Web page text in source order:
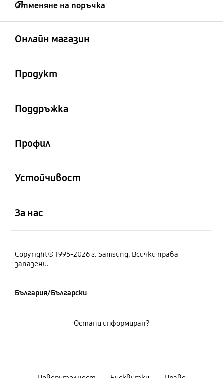
Отменяне на поръчка
Онлайн магазин
Продукт
Поддръжка
Профил
Устойчивост
За нас
Copyright© 1995-2026 г. Samsung. Всички права
запазени.
България/Български
Остани информиран?